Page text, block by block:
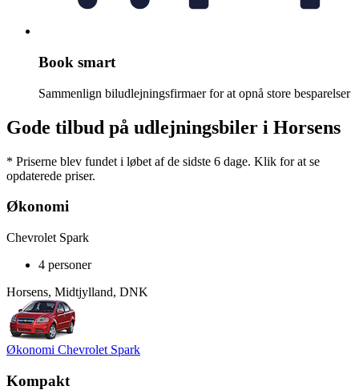
Book smart
Sammenlign biludlejningsfirmaer for at opnå store besparelser
Gode tilbud på udlejningsbiler i Horsens
* Priserne blev fundet i løbet af de sidste 6 dage. Klik for at se
opdaterede priser.
Økonomi
Chevrolet Spark
4 personer
Horsens, Midtjylland, DNK
Økonomi Chevrolet Spark
Kompakt